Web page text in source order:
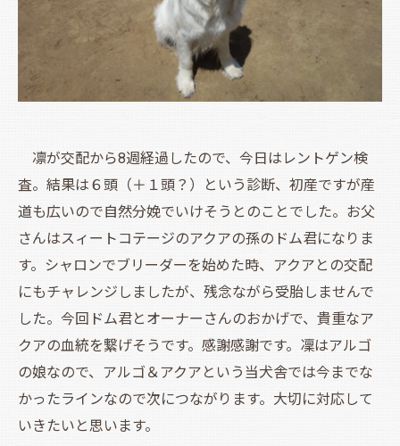
凛が交配から8週経過したので、今日はレントゲン検
査。結果は６頭（＋１頭？）という診断、初産ですが産
道も広いので自然分娩でいけそうとのことでした。お父
さんはスィートコテージのアクアの孫のドム君になりま
す。シャロンでブリーダーを始めた時、アクアとの交配
にもチャレンジしましたが、残念ながら受胎しませんで
した。今回ドム君とオーナーさんのおかげで、貴重なア
クアの血統を繋げそうです。感謝感謝です。凜はアルゴ
の娘なので、アルゴ＆アクアという当犬舎では今までな
かったラインなので次につながります。大切に対応して
いきたいと思います。